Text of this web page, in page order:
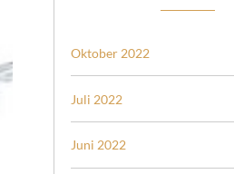
Oktober 2022
Juli 2022
Juni 2022